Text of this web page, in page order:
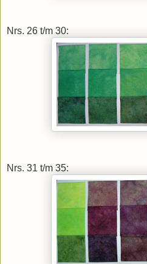
Nrs. 26 t/m 30:
Nrs. 31 t/m 35: